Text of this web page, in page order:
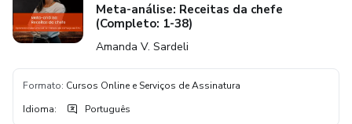
Meta-análise: Receitas da chefe
(Completo: 1-38)
Amanda V. Sardeli
Formato: Cursos Online e Serviços de Assinatura
Idioma: Português